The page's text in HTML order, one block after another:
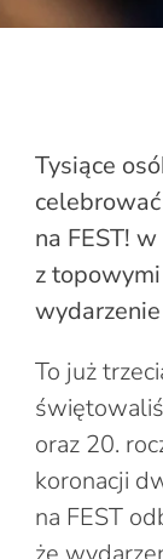
Tysiące
na FEST!
z
To już
oraz 20.
koronacji
na FEST